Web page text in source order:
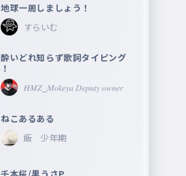
地球一周しましょう！
すらいむ
酔いどれ知らず歌詞タイピング
！
𝐻𝑀𝑍_𝑀𝑜𝑘𝑒𝑦𝑎 𝐷𝑒𝑝𝑢𝑡𝑦 𝑜𝑤𝑛𝑒𝑟
ねこあるある
飯 少年期
千本桜/黒うさP